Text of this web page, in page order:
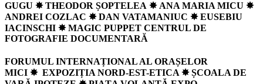
GUGU ✸ THEODOR ȘOPTELEA ✸ANA MARIA MICU ✸
ANDREI COZLAC ✸ DAN VATAMANIUC ✸EUSEBIU
IACINSCHI ✸ MAGIC PUPPET CENTRUL DE
FOTOGRAFIE DOCUMENTARĂ
FORUMUL INTERNAȚIONAL AL ORAȘELOR
MICI ✸ EXPOZIȚIA NORD-EST-ETICA ✸ ȘCOALA DE